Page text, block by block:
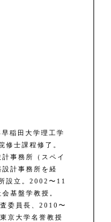
稲田大学理工学
修士課程修了。
事務所（スペイ
計事務所を経
設立。2002〜11
基盤学教授。
委員長、2010〜
京大学名誉教授